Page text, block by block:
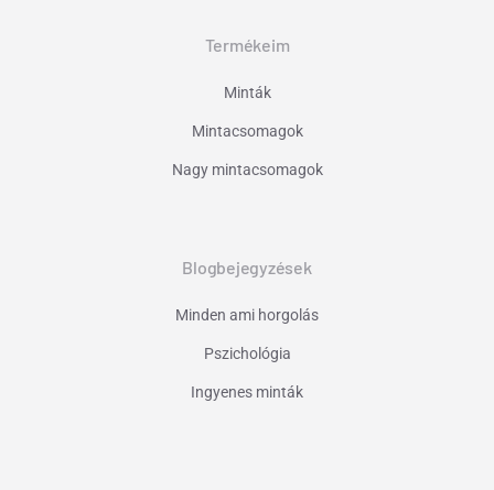
Termékeim
Minták
Mintacsomagok
Nagy mintacsomagok
Blogbejegyzések
Minden ami horgolás
Pszichológia
Ingyenes minták